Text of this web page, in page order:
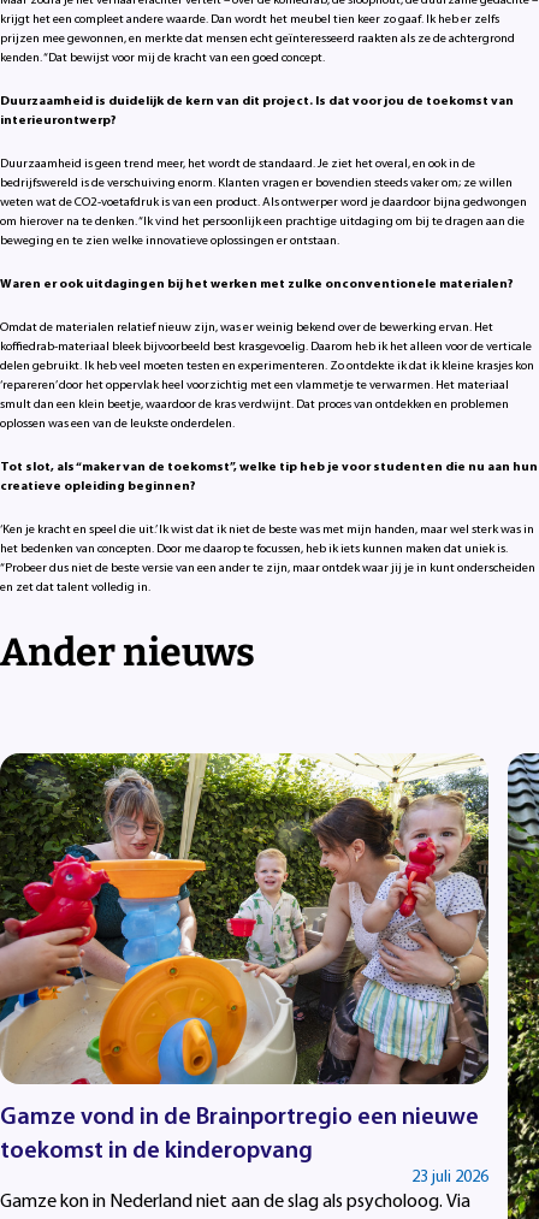
krijgt het een compleet andere waarde. Dan wordt het meubel tien keer zo gaaf. Ik heb er zelfs
prijzen mee gewonnen, en merkte dat mensen echt geïnteresseerd raakten als ze de achtergrond
kenden. “Dat bewijst voor mij de kracht van een goed concept.
Duurzaamheid is duidelijk de kern van dit project. Is dat voor jou de toekomst van
interieurontwerp?
Duurzaamheid is geen trend meer, het wordt de standaard. Je ziet het overal, en ook in de
bedrijfswereld is de verschuiving enorm. Klanten vragen er bovendien steeds vaker om; ze willen
weten wat de CO2-voetafdruk is van een product. Als ontwerper word je daardoor bijna gedwongen
om hierover na te denken. “Ik vind het persoonlijk een prachtige uitdaging om bij te dragen aan die
beweging en te zien welke innovatieve oplossingen er ontstaan.
Waren er ook uitdagingen bij het werken met zulke onconventionele materialen?
Omdat de materialen relatief nieuw zijn, was er weinig bekend over de bewerking ervan. Het
koffiedrab-materiaal bleek bijvoorbeeld best krasgevoelig. Daarom heb ik het alleen voor de verticale
delen gebruikt. Ik heb veel moeten testen en experimenteren. Zo ontdekte ik dat ik kleine krasjes kon
‘repareren’ door het oppervlak heel voorzichtig met een vlammetje te verwarmen. Het materiaal
smult dan een klein beetje, waardoor de kras verdwijnt. Dat proces van ontdekken en problemen
oplossen was een van de leukste onderdelen.
Tot slot, als “maker van de toekomst”, welke tip heb je voor studenten die nu aan hun
creatieve opleiding beginnen?
‘Ken je kracht en speel die uit.’ Ik wist dat ik niet de beste was met mijn handen, maar wel sterk was in
het bedenken van concepten. Door me daarop te focussen, heb ik iets kunnen maken dat uniek is.
“Probeer dus niet de beste versie van een ander te zijn, maar ontdek waar jij je in kunt onderscheiden
en zet dat talent volledig in.
Ander nieuws
Gamze vond in de Brainportregio een nieuwe
toekomst in de kinderopvang
23 juli 2026
Gamze kon in Nederland niet aan de slag als psycholoog. Via